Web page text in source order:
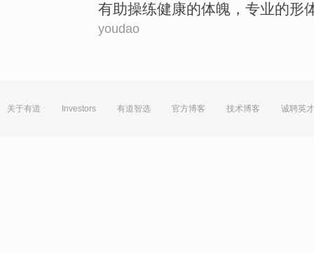
有助操练健康的体魄 ，专业的形
youdao
关于有道 Investors 有道智选 官方博客 技术博客 诚聘英才